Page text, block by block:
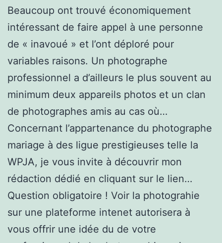
Beaucoup ont trouvé économiquement
intéressant de faire appel à une personne
de « inavoué » et l’ont déploré pour
variables raisons. Un photographe
professionnel a d’ailleurs le plus souvent au
minimum deux appareils photos et un clan
de photographes amis au cas où…
Concernant l’appartenance du photographe
mariage à des ligue prestigieuses telle la
WPJA, je vous invite à découvrir mon
rédaction dédié en cliquant sur le lien…
Question obligatoire ! Voir la photograhie
sur une plateforme intenet autorisera à
vous offrir une idée du de votre